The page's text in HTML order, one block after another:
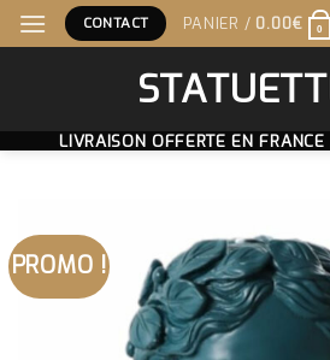
Skip
to
CONTACT PANIER / 0.00€ 0
LIVRAISON OFFERTE EN
PROMO !